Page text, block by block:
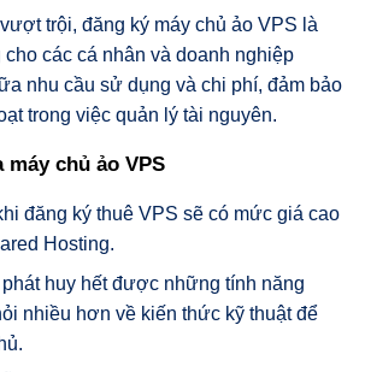
trội, đăng ký máy chủ ảo VPS là
các cá nhân và doanh nghiệp
nhu cầu sử dụng và chi phí, đảm bảo
trong việc quản lý tài nguyên.
chủ ảo VPS
đăng ký thuê VPS sẽ có mức giá cao
Hosting.
huy hết được những tính năng
nhiều hơn về kiến ​​thức kỹ thuật để